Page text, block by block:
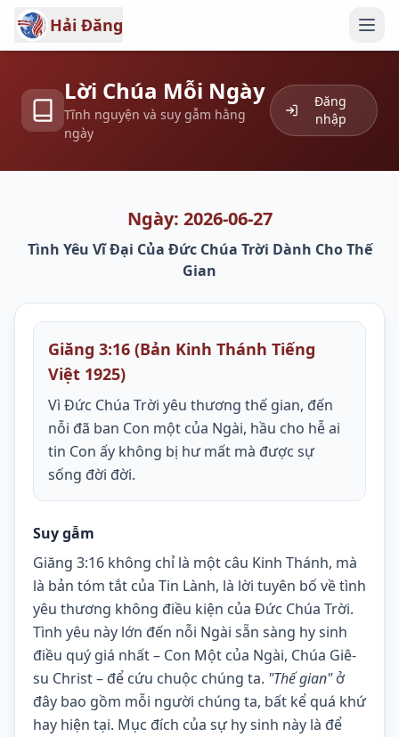
Hải Đăng
Lời Chúa Mỗi Ngày
Tĩnh nguyện và suy gẫm hằng
ngày
Đăng
nhập
Ngày: 2026-06-27
Tình Yêu Vĩ Đại Của Đức Chúa Trời Dành Cho Thế
Gian
Giăng 3:16 (Bản Kinh Thánh Tiếng
Việt 1925)
Vì Đức Chúa Trời yêu thương thế gian, đến
nỗi đã ban Con một của Ngài, hầu cho hễ ai
tin Con ấy không bị hư mất mà được sự
sống đời đời.
Suy gẫm
Giăng 3:16 không chỉ là một câu Kinh Thánh, mà
là bản tóm tắt của Tin Lành, là lời tuyên bố về tình
yêu thương không điều kiện của Đức Chúa Trời.
Tình yêu này lớn đến nỗi Ngài sẵn sàng hy sinh
điều quý giá nhất – Con Một của Ngài, Chúa Giê-
su Christ – để cứu chuộc chúng ta. "Thế gian" ở
đây bao gồm mỗi người chúng ta, bất kể quá khứ
hay hiện tại. Mục đích của sự hy sinh này là để